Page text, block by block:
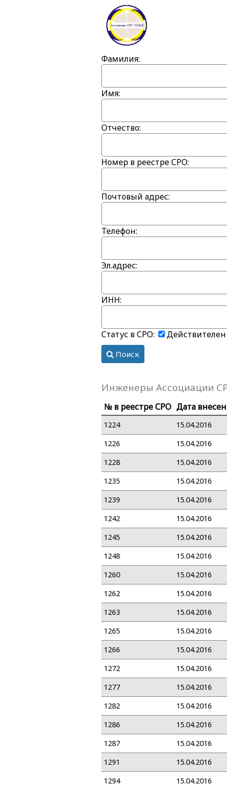
Фамилия:
Имя:
Отчество:
Номер в реестре СРО:
Почтовый адрес:
Телефон:
Эл.адрес:
ИНН:
Статус в СРО: Действителен
Поиск
Инженеры Ассоциации
№ в реестре СРО Дата
1224
15.04.2016
1226
15.04.2016
1228
15.04.2016
1235
15.04.2016
1239
15.04.2016
1242
15.04.2016
1245
15.04.2016
1248
15.04.2016
1260
15.04.2016
1262
15.04.2016
1263
15.04.2016
1265
15.04.2016
1266
15.04.2016
1272
15.04.2016
1277
15.04.2016
1282
15.04.2016
1286
15.04.2016
1287
15.04.2016
1291
15.04.2016
1294
15.04.2016